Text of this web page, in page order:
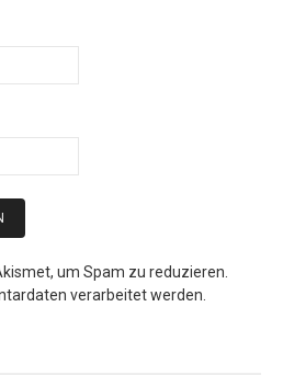
um Spam zu reduzieren.
verarbeitet werden.